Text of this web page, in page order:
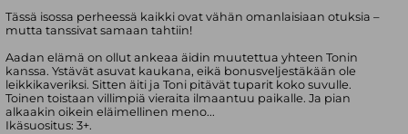
Tässä isossa perheessä kaikki ovat vähän omanlaisiaan otuksia –
mutta tanssivat samaan tahtiin!
Aadan elämä on ollut ankeaa äidin muutettua yhteen Tonin
kanssa. Ystävät asuvat kaukana, eikä bonusveljestäkään ole
leikkikaveriksi. Sitten äiti ja Toni pitävät tuparit koko suvulle.
Toinen toistaan villimpiä vieraita ilmaantuu paikalle. Ja pian
alkaakin oikein eläimellinen meno...
Ikäsuositus: 3+.